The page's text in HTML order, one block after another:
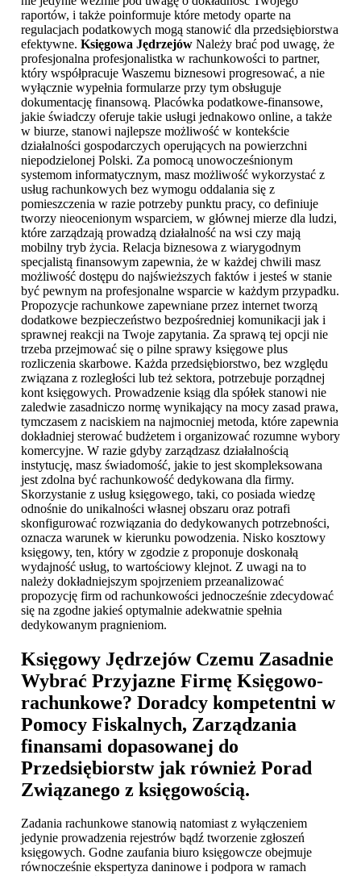
raportów, i także poinformuje które metody oparte na
regulacjach podatkowych mogą stanowić dla przedsiębiorstwa
efektywne. Księgowa Jędrzejów Należy brać pod uwagę, że
profesjonalna profesjonalistka w rachunkowości to partner,
który współpracuje Waszemu biznesowi progresować, a nie
wyłącznie wypełnia formularze przy tym obsługuje
dokumentację finansową. Placówka podatkowe-finansowe,
jakie świadczy oferuje takie usługi jednakowo online, a także
w biurze, stanowi najlepsze możliwość w kontekście
działalności gospodarczych operujących na powierzchni
niepodzielonej Polski. Za pomocą unowocześnionym
systemom informatycznym, masz możliwość wykorzystać z
usług rachunkowych bez wymogu oddalania się z
pomieszczenia w razie potrzeby punktu pracy, co definiuje
tworzy nieocenionym wsparciem, w głównej mierze dla ludzi,
które zarządzają prowadzą działalność na wsi czy mają
mobilny tryb życia. Relacja biznesowa z wiarygodnym
specjalistą finansowym zapewnia, że w każdej chwili masz
możliwość dostępu do najświeższych faktów i jesteś w stanie
być pewnym na profesjonalne wsparcie w każdym przypadku.
Propozycje rachunkowe zapewniane przez internet tworzą
dodatkowe bezpieczeństwo bezpośredniej komunikacji jak i
sprawnej reakcji na Twoje zapytania. Za sprawą tej opcji nie
trzeba przejmować się o pilne sprawy księgowe plus
rozliczenia skarbowe. Każda przedsiębiorstwo, bez względu
związana z rozległości lub też sektora, potrzebuje porządnej
kont księgowych. Prowadzenie ksiąg dla spółek stanowi nie
zaledwie zasadniczo normę wynikający na mocy zasad prawa,
tymczasem z naciskiem na najmocniej metoda, które zapewnia
dokładniej sterować budżetem i organizować rozumne wybory
komercyjne. W razie gdyby zarządzasz działalnością
instytucję, masz świadomość, jakie to jest skompleksowana
jest zdolna być rachunkowość dedykowana dla firmy.
Skorzystanie z usług księgowego, taki, co posiada wiedzę
odnośnie do unikalności własnej obszaru oraz potrafi
skonfigurować rozwiązania do dedykowanych potrzebności,
oznacza warunek w kierunku powodzenia. Nisko kosztowy
księgowy, ten, który w zgodzie z proponuje doskonałą
wydajność usług, to wartościowy klejnot. Z uwagi na to
należy dokładniejszym spojrzeniem przeanalizować
propozycję firm od rachunkowości jednocześnie zdecydować
się na zgodne jakieś optymalnie adekwatnie spełnia
dedykowanym pragnieniom.
Księgowy JędrzejówCzemu Zasadnie
Wybrać Przyjazne Firmę Księgowo-
rachunkowe? Doradcy kompetentni w
Pomocy Fiskalnych, Zarządzania
finansami dopasowanej do
Przedsiębiorstw jak również Porad
Związanego z księgowością.
Zadania rachunkowe stanowią natomiast z wyłączeniem
jedynie prowadzenia rejestrów bądź tworzenie zgłoszeń
księgowych. Godne zaufania biuro księgowcze obejmuje
równocześnie ekspertyza daninowe i podpora w ramach